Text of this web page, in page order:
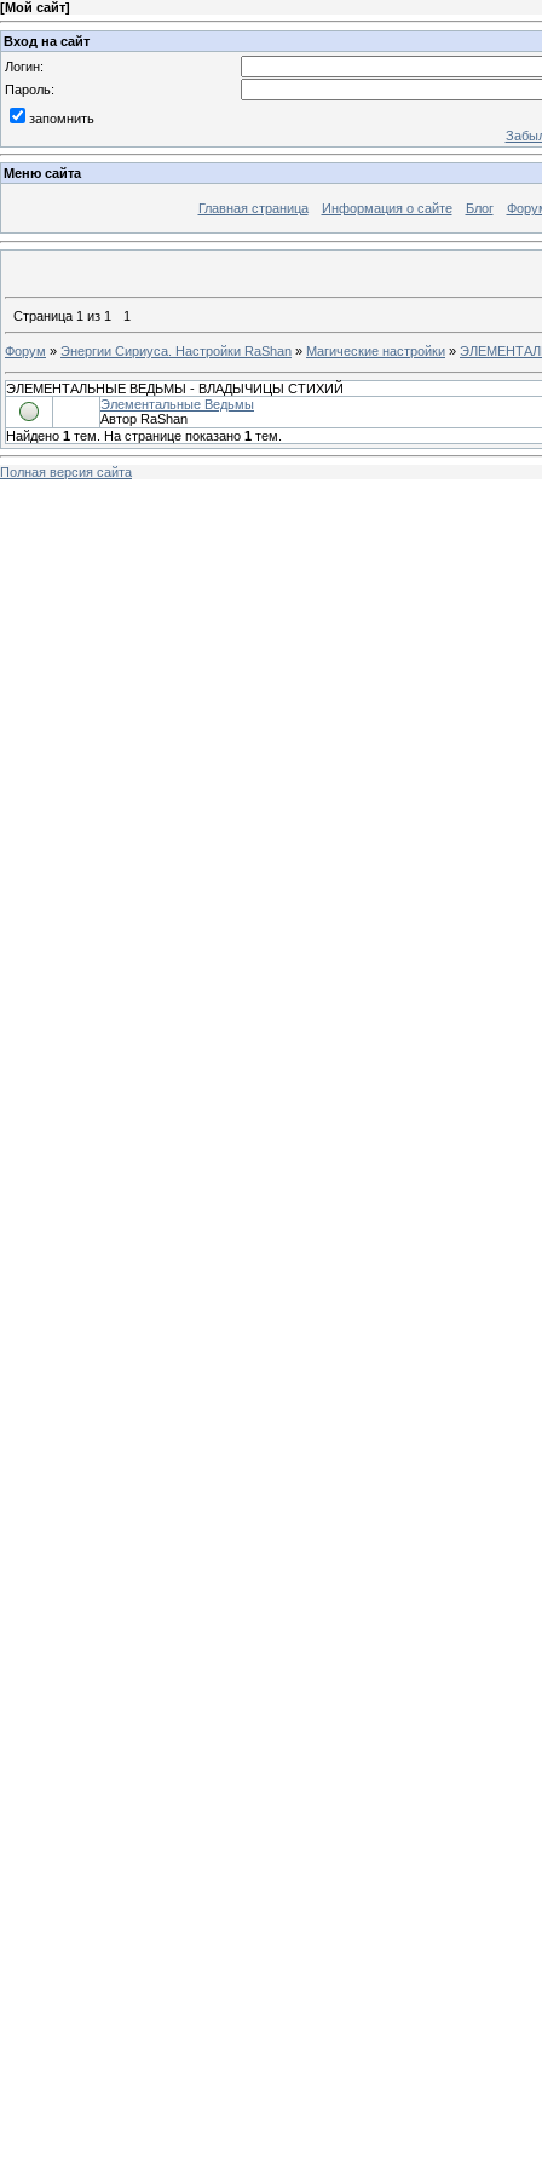
[Мой сайт]
Вход на сайт
Логин:
Пароль:
запомнить
Меню сайта
Главная страница Информация о сайте Блог
Страница 1 из 1 1
Форум » Энергии Сириуса. Настройки RaShan » Магические настройки »
ЭЛЕМЕНТАЛЬНЫЕ ВЕДЬМЫ - ВЛАДЫЧИЦЫ СТИХИЙ
Элементальные Ведьмы
Автор RaShan
Найдено 1 тем. На странице показано 1 тем.
Полная версия сайта